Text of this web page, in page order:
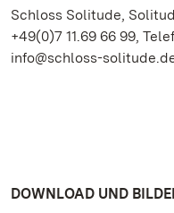
Schloss Solitude,
+49(0)7 11.69 66 99,
info@schloss-
DOWNLOAD UND